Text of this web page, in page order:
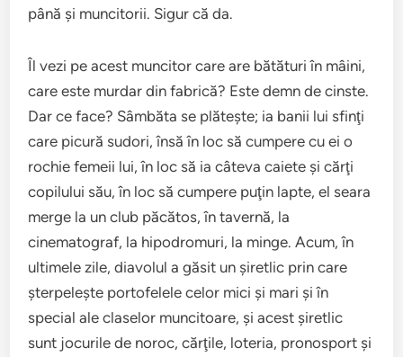
până şi muncitorii. Sigur că da.
Îl vezi pe acest muncitor care are bătături în mâini,
care este murdar din fabrică? Este demn de cinste.
Dar ce face? Sâmbăta se plăteşte; ia banii lui sfinţi
care picură sudori, însă în loc să cumpere cu ei o
rochie femeii lui, în loc să ia câteva caiete şi cărţi
copilului său, în loc să cumpere puţin lapte, el seara
merge la un club păcătos, în tavernă, la
cinematograf, la hipodromuri, la minge. Acum, în
ultimele zile, diavolul a găsit un şiretlic prin care
şterpeleşte portofelele celor mici şi mari şi în
special ale claselor muncitoare, şi acest şiretlic
sunt jocurile de noroc, cărţile, loteria, pronosport şi